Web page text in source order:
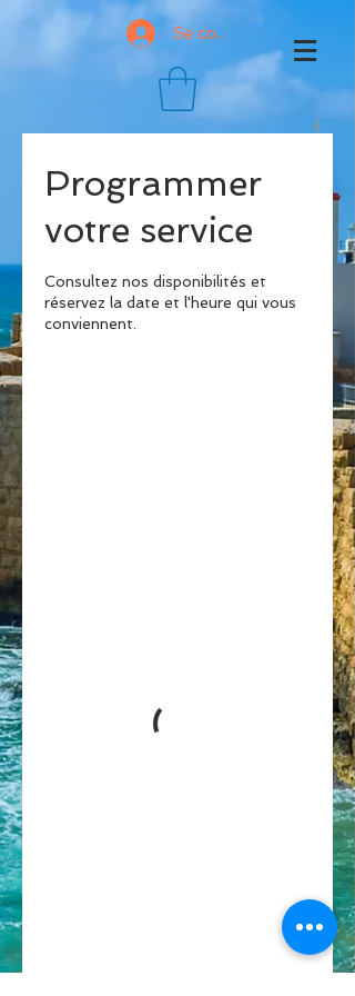
Se connecter
Programmer
votre service
Consultez nos disponibilités et
réservez la date et l'heure qui vous
conviennent.